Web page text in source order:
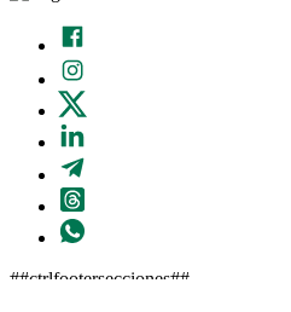
##ctrlfootersecciones##